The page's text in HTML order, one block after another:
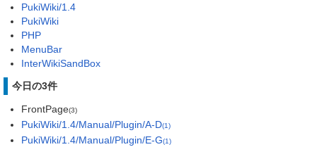
PukiWiki/1.4
PukiWiki
PHP
MenuBar
InterWikiSandBox
今日の3件
FrontPage(3)
PukiWiki/1.4/Manual/Plugin/A-D(1)
PukiWiki/1.4/Manual/Plugin/E-G(1)